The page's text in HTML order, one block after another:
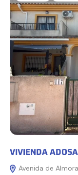
VIVIENDA
Avenida de